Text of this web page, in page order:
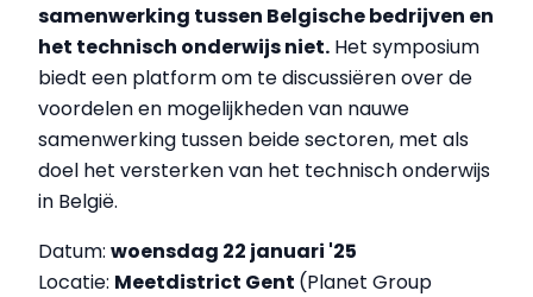
samenwerking tussen Belgische bedrijven en
het technisch onderwijs niet. Het symposium
biedt een platform om te discussiëren over de
voordelen en mogelijkheden van nauwe
samenwerking tussen beide sectoren, met als
doel het versterken van het technisch onderwijs
in België.
Datum: woensdag 22 januari '25
Locatie: Meetdistrict Gent (Planet Group